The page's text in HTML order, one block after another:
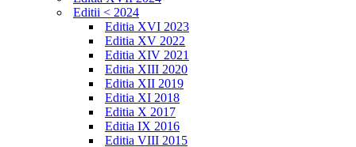
Editii < 2024
Editia XVI 2023
Editia XV 2022
Editia XIV 2021
Editia XIII 2020
Editia XII 2019
Editia XI 2018
Editia X 2017
Editia IX 2016
Editia VIII 2015